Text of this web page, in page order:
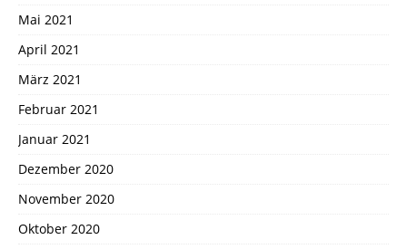
Mai 2021
April 2021
März 2021
Februar 2021
Januar 2021
Dezember 2020
November 2020
Oktober 2020